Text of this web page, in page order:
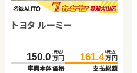
トヨタ ルーミー
150.0 （税込）
万円
車両本体価格
161.4（税込）
万円
支払総額
トヨタ ヴォクシー
トヨタ アクア
266.4 （税込）
万円
車両本体価格
279.8（税込）
万円
支払総額